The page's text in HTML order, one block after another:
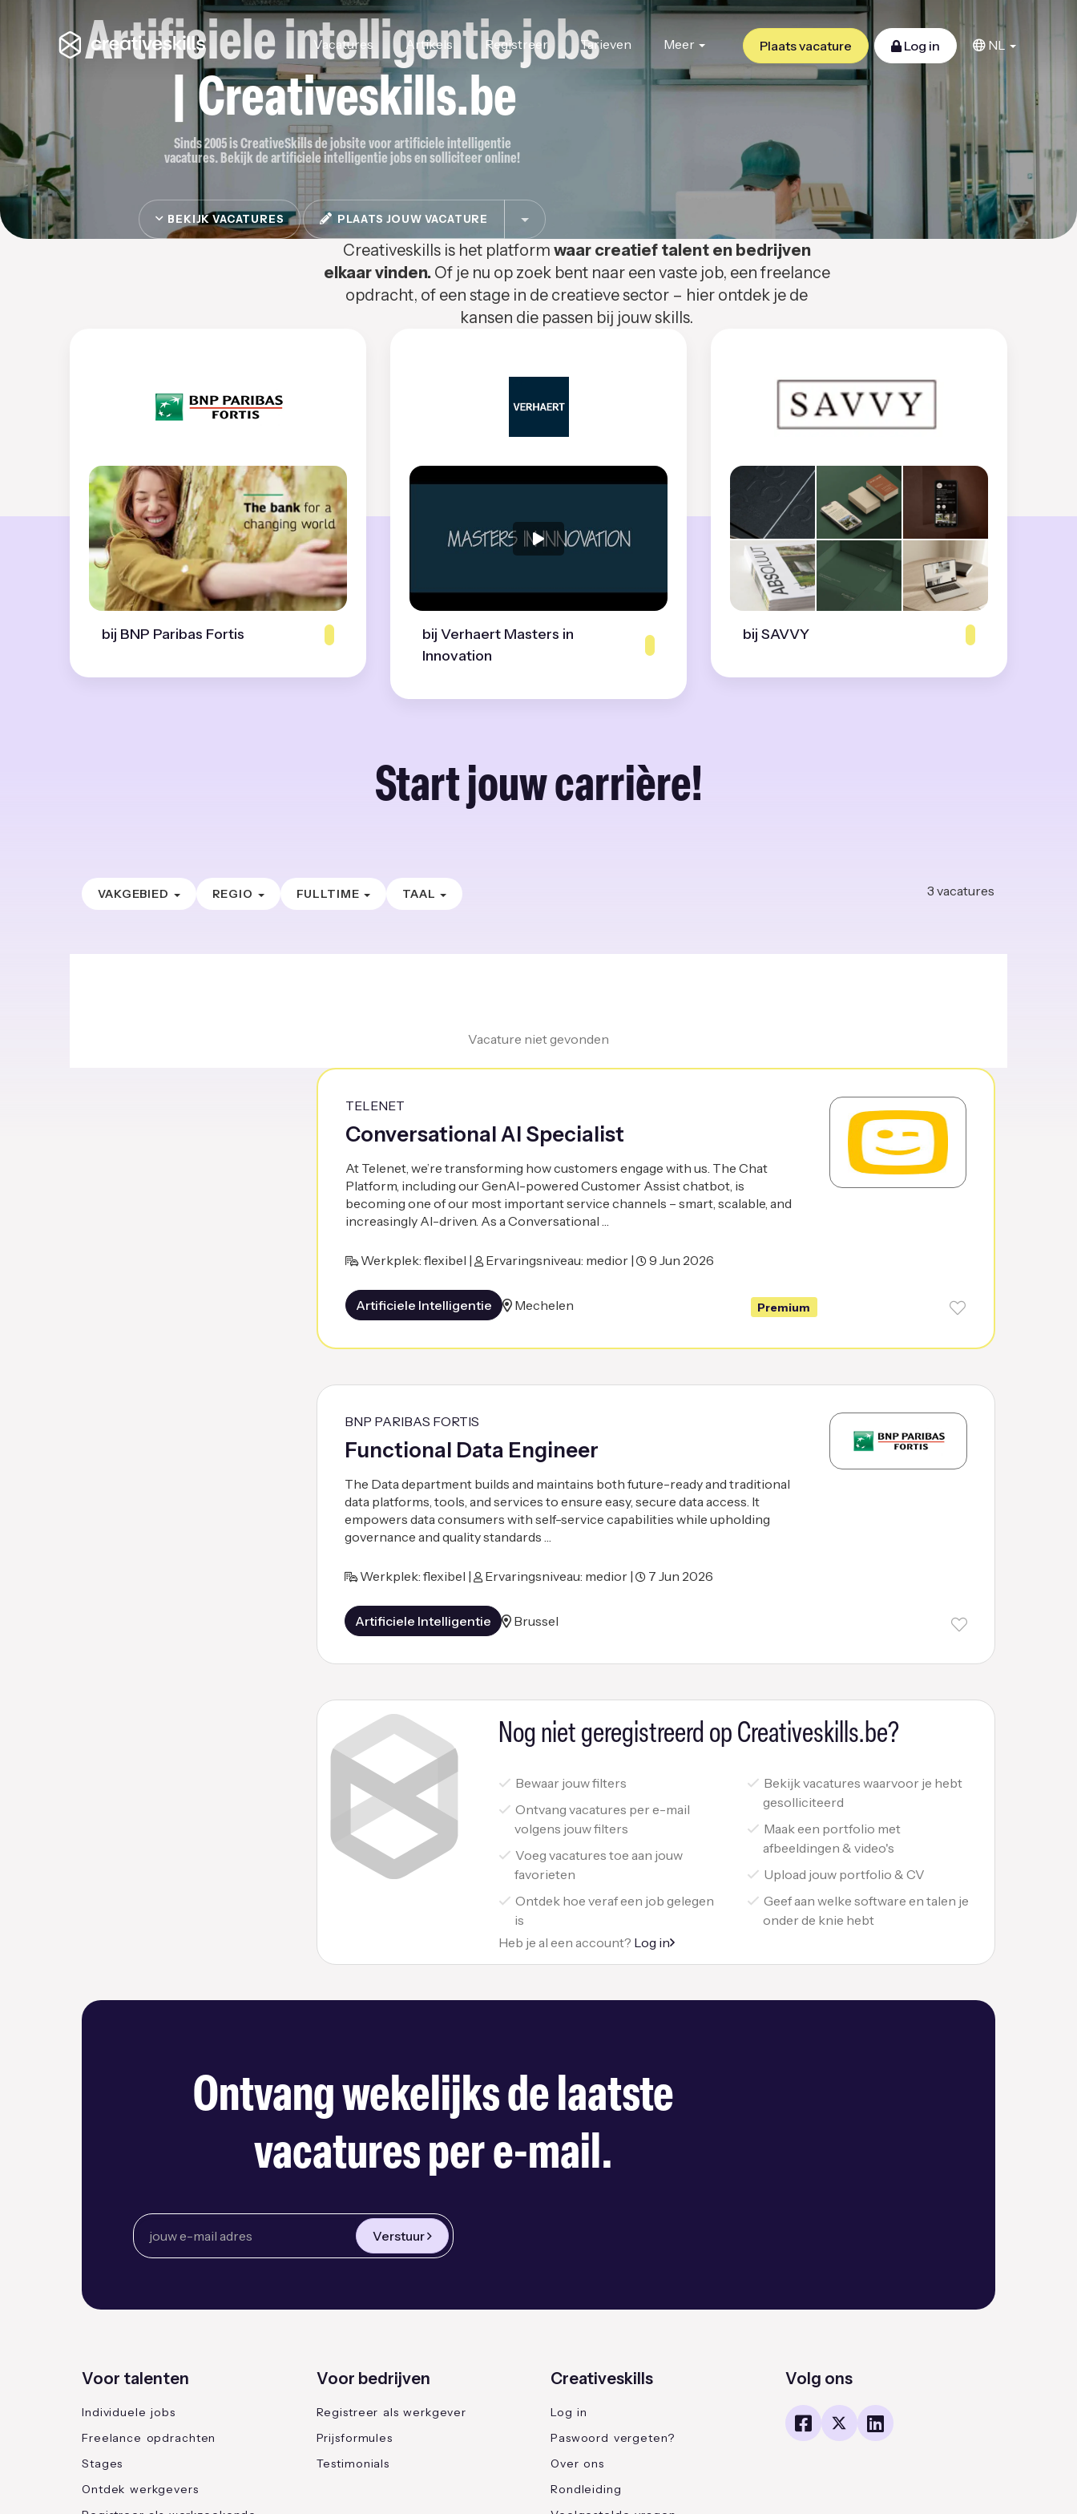
Vacatures Artikels Registreer Tarieven Meer Plaats vacature Log in NL
Artificiele intelligentie jobs
| Creativeskills.be
Sinds 2005 is CreativeSkills de jobsite voor artificiele intelligentie
vacatures. Bekijk de artificiele intelligentie jobs en solliciteer online!
BEKIJK VACATURES PLAATS JOUW VACATURE
Creativeskills is het platform waar creatief talent en bedrijven
elkaar vinden. Of je nu op zoek bent naar een vaste job, een freelance
opdracht, of een stage in de creatieve sector – hier ontdek je de
kansen die passen bij jouw skills.
bij BNP Paribas Fortis
bij Verhaert Masters in
Innovation
bij SAVVY
Start jouw carrière!
VAKGEBIED REGIO FULLTIME TAAL 3 vacatures
Vacature niet gevonden
TELENET
Conversational AI Specialist
At Telenet, we’re transforming how customers engage with us. The Chat
Platform, including our GenAI-powered Customer Assist chatbot, is
becoming one of our most important service channels – smart, scalable, and
increasingly AI-driven. As a Conversational …
Werkplek: flexibel | Ervaringsniveau: medior | 9 Jun 2026
Artificiele Intelligentie Mechelen Premium
BNP PARIBAS FORTIS
Functional Data Engineer
The Data department builds and maintains both future-ready and traditional
data platforms, tools, and services to ensure easy, secure data access. It
empowers data consumers with self-service capabilities while upholding
governance and quality standards …
Werkplek: flexibel | Ervaringsniveau: medior | 7 Jun 2026
Artificiele Intelligentie Brussel
Nog niet geregistreerd op Creativeskills.be?
Bewaar jouw filters
Ontvang vacatures per e-mail
volgens jouw filters
Voeg vacatures toe aan jouw
favorieten
Ontdek hoe veraf een job gelegen
is
Bekijk vacatures waarvoor je hebt
gesolliciteerd
Maak een portfolio met
afbeeldingen & video's
Upload jouw portfolio & CV
Geef aan welke software en talen je
onder de knie hebt
Heb je al een account? Log in
Ontvang wekelijks de laatste
vacatures per e-mail.
Verstuur
Voor talenten
Individuele jobs
Freelance opdrachten
Stages
Ontdek werkgevers
Voor bedrijven
Registreer als werkgever
Prijsformules
Testimonials
Creativeskills
Log in
Paswoord vergeten?
Over ons
Rondleiding
Volg ons